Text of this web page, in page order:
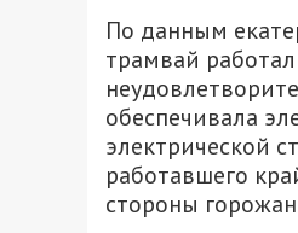
По данным
трамвай
обеспечивала
электрической
работавшего
стороны